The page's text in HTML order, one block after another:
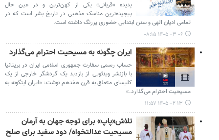
پدیده «قربانی» یکی از کهن‌ترین و در عین حال
پیچیده‌ترین مناسک مذهبی در تاریخ بشر است که در
تمامی ادیان الهی و سنن ابتدایی حضوری پررنگ داشته است.
۱۴۰۵-۰۳-۰۶ ۰۸:۱۵
ایران چگونه به مسیحیت احترام می‌گذارد
حساب رسمی سفارت جمهوری اسلامی ایران در بریتانیا
با بازنشر ویدئویی از بازدید یک گردشگر خارجی از یک
کلیسای متعلق به قرن هفدهم نوشت: «ایران اینگونه به
مسیحیت احترام می‌گذارد.»
۱۴۰۵-۰۲-۱۳ ۱۱:۵۷
تلاش«پاپ» برای توجه جهان به آرمان‌
مسیحیت عدالتخواه/ دود سفید برای صلح